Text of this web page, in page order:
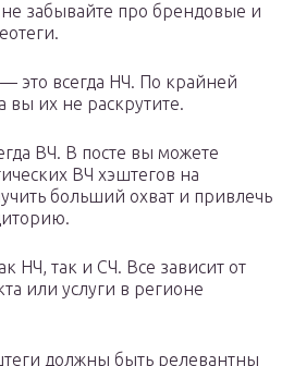
не забывайте про брендовые и
это всегда НЧ. По крайней
вы их не раскрутите.
ВЧ. В посте вы можете
ВЧ хэштегов на
больший охват и привлечь
НЧ, так и СЧ. Все зависит от
или услуги в регионе
должны быть релевантны